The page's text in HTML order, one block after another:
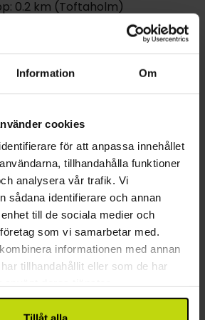
Information Om
cookies
för att anpassa innehållet
tillhandahålla funktioner
analysera vår trafik. Vi
sådana identifierare och annan
till de sociala medier och
som vi samarbetar med.
informationen med annan
tillhandahållit eller som de har
och dubbelrum är fulla av
detaljer i form av antika
två extrasängar. Vissa rum
utsikt över sjön, vilket
0.2 km (Toftaholm)
75 km (Växjö Småland Airport)
på söndagar från: 22:00
under veckosluten: 22:00